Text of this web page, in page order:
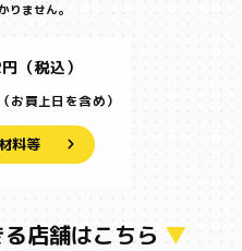
りません。
（税込）
（お買上日を含め）
料等
店舗はこちら ▼